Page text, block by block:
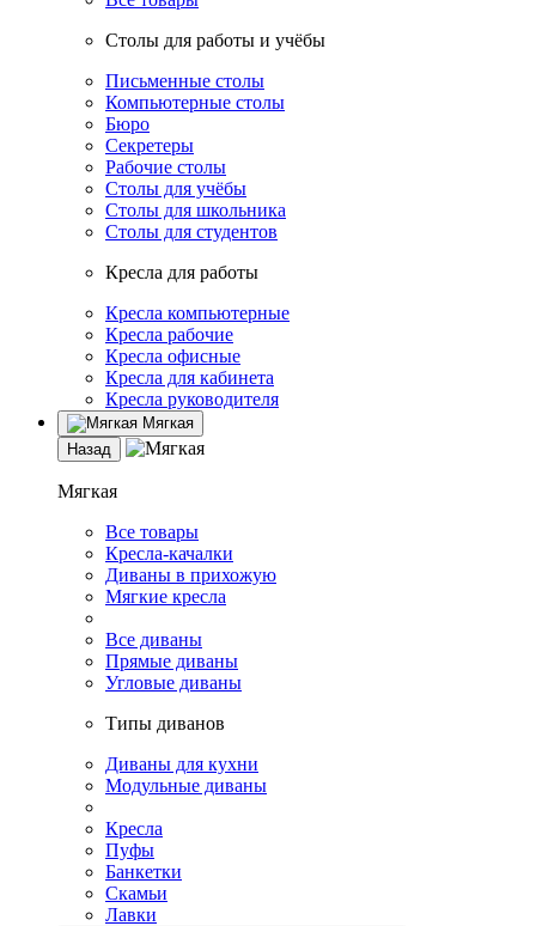
Столы для работы и учёбы
Письменные столы
Компьютерные столы
Бюро
Секретеры
Рабочие столы
Столы для учёбы
Столы для школьника
Столы для студентов
Кресла для работы
Кресла компьютерные
Кресла рабочие
Кресла офисные
Кресла для кабинета
Кресла руководителя
Мягкая
Назад
Мягкая
Все товары
Кресла-качалки
Диваны в прихожую
Мягкие кресла
Все диваны
Прямые диваны
Угловые диваны
Типы диванов
Диваны для кухни
Модульные диваны
Кресла
Пуфы
Банкетки
Скамьи
Лавки